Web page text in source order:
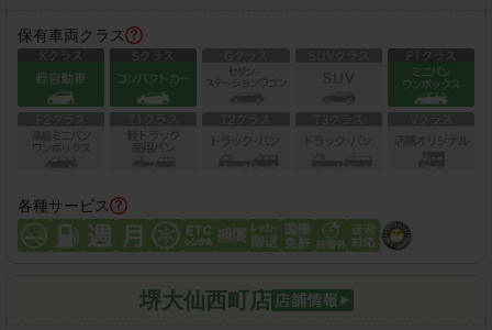
保有車両クラス
各種サービス
堺大仙西町店